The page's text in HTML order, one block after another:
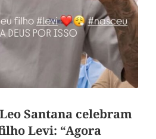
Santana celebram
Levi: “Agora